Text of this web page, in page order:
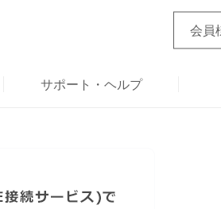
会員
サポート・ヘルプ